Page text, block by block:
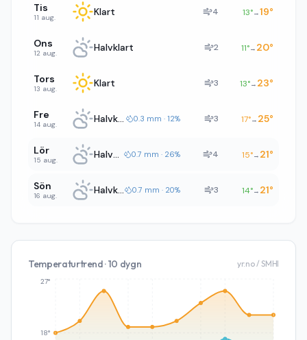
Tis
11 aug. Klart 4 13°→19°
Ons
12 aug. Halvklart 2 11°→ 20°
Tors
13 aug. Klart 3 13°→ 23°
Fre
14 aug. Halvklart 0.3 mm · 12% 3 17°→ 25°
Lör
15 aug. Halvklart 0.7 mm · 26% 4 15°→ 21°
Sön
16 aug. Halvklart 0.7 mm · 20% 3 14°→ 21°
Temperaturtrend · 10 dygn yr.no / SMHI
18°
27°